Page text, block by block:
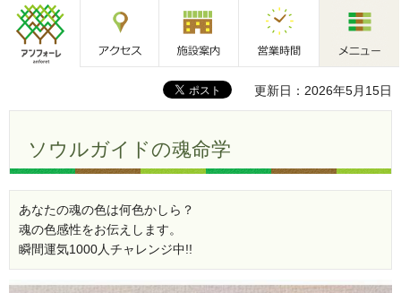
アンフォーレ 施設案内 営業時間
更新日：2026年5月15日
ソウルガイドの魂命学
あなたの魂の色は何色かしら？
魂の色感性をお伝えします。
瞬間運気1000人チャレンジ中!!